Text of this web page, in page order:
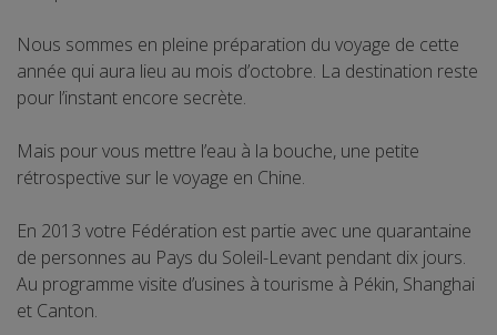
Nous sommes en pleine préparation du voyage de cette
année qui aura lieu au mois d’octobre. La destination reste
pour l’instant encore secrète.
Mais pour vous mettre l’eau à la bouche, une petite
rétrospective sur le voyage en Chine.
En 2013 votre Fédération est partie avec une quarantaine
de personnes au Pays du Soleil-Levant pendant dix jours.
Au programme visite d’usines à tourisme à Pékin, Shanghai
et Canton.